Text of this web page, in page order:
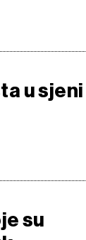
u sjeni
su